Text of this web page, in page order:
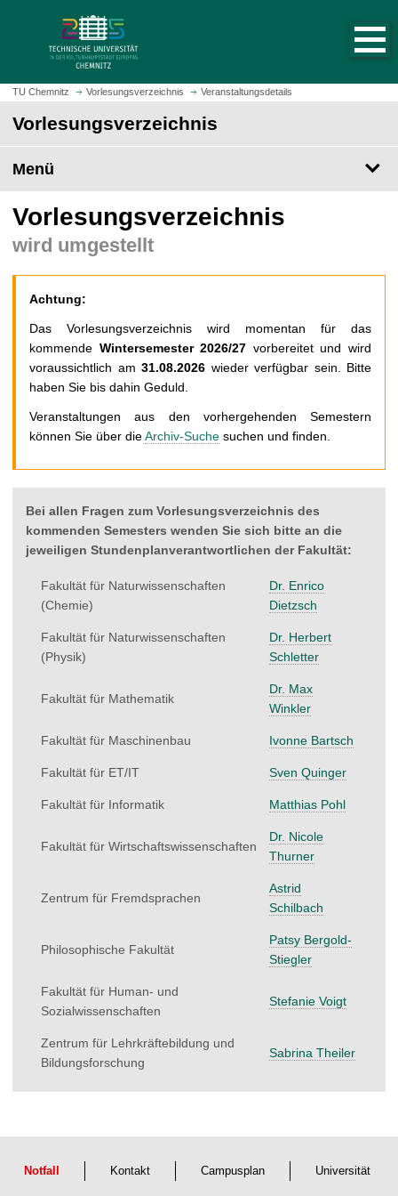
z
m
t
e
i
t
u
f
e
n
TU Chemnitz Vorlesungsverzeichnis Veranstaltungsdetails
Vorlesungsverzeichnis
Menü
Vorlesungsverzeichnis
wird umgestellt
Achtung:
Das Vorlesungsverzeichnis wird momentan für das
kommende Wintersemester 2026/27 vorbereitet und wird
voraussichtlich am 31.08.2026 wieder verfügbar sein. Bitte
haben Sie bis dahin Geduld.
Veranstaltungen aus den vorhergehenden Semestern
können Sie über dieArchiv-Suche suchen und finden.
Bei allen Fragen zum Vorlesungsverzeichnis des
kommenden Semesters wenden Sie sich bitte an die
jeweiligen Stundenplanverantwortlichen der Fakultät:
Fakultät für Naturwissenschaften
(Chemie)
Dr. Enrico
Dietzsch
Fakultät für Naturwissenschaften
(Physik)
Dr. Herbert
Schletter
Fakultät für Mathematik
Dr. Max
Winkler
Fakultät für Maschinenbau Ivonne Bartsch
Fakultät für ET/IT Sven Quinger
Fakultät für Informatik Matthias Pohl
Fakultät für Wirtschaftswissenschaften
Dr. Nicole
Thurner
Zentrum für Fremdsprachen
Astrid
Schilbach
Philosophische Fakultät
Patsy Bergold-
Stiegler
Fakultät für Human- und
Sozialwissenschaften
Stefanie Voigt
Zentrum für Lehrkräftebildung und
Bildungsforschung
Sabrina Theiler
Notfall Kontakt Campusplan Universität